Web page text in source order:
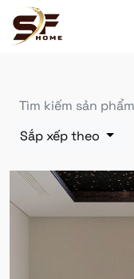
Sắp xếp theo